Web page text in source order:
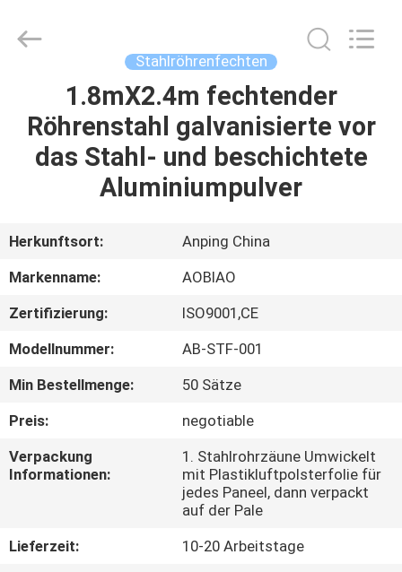
PRODUKTE
UNS
AUSFLUG
QUALITÄTSKONTROLLE
TRETEN
SIE
UNS
Co.,Ltd.
Stahlröhrenfechten
1.8mX2.4m fechtender
Röhrenstahl galvanisierte vor
das Stahl- und beschichtete
Aluminiumpulver
Herkunftsort:
Anping China
Markenname:
AOBIAO
Zertifizierung:
ISO9001,CE
Modellnummer:
AB-STF-001
Min Bestellmenge:
50 Sätze
Preis:
negotiable
Verpackung
Informationen:
1. Stahlrohrzäune Umwickelt
mit Plastikluftpolsterfolie für
jedes Paneel, dann verpackt
auf der Pale
Lieferzeit:
10-20 Arbeitstage